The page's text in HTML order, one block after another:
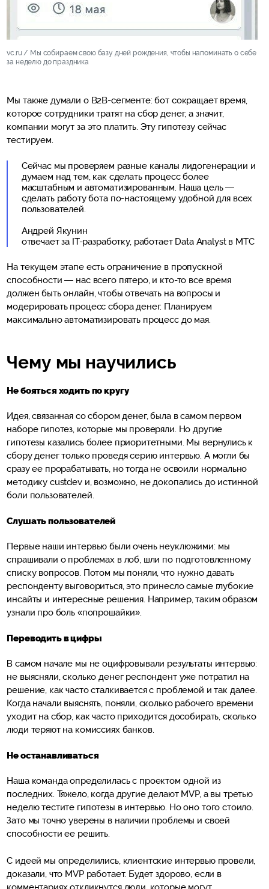
vc.ru / Мы собираем свою базу дней рождения​, чтобы напоминать о себе
за неделю до праздника
Мы также думали о B2B-сегменте: бот сокращает время,
которое сотрудники тратят на сбор денег, а значит,
компании могут за это платить. Эту гипотезу сейчас
тестируем.
Сейчас мы проверяем разные каналы лидогенерации и
думаем над тем, как сделать процесс более
масштабным и автоматизированным. Наша цель —
сделать работу бота по-настоящему удобной для всех
пользователей.
Андрей Якунин
отвечает за IT-разработку, работает Data Analyst в МТС
На текущем этапе есть ограничение в пропускной
способности — нас всего пятеро, и кто-то все время
должен быть онлайн, чтобы отвечать на вопросы и
модерировать процесс сбора денег. Планируем
максимально автоматизировать процесс до мая.
Чему мы научились
Не бояться ходить по кругу
Идея, связанная со сбором денег, была в самом первом
наборе гипотез, которые мы проверяли. Но другие
гипотезы казались более приоритетными. Мы вернулись к
сбору денег только проведя серию интервью. А могли бы
сразу ее прорабатывать, но тогда не освоили нормально
методику custdev и, возможно, не докопались до истинной
боли пользователей.
Слушать пользователей
Первые наши интервью были очень неуклюжими: мы
спрашивали о проблемах в лоб, шли по подготовленному
списку вопросов. Потом мы поняли, что нужно давать
респонденту выговориться, это принесло самые глубокие
инсайты и интересные решения. Например, таким образом
узнали про боль «попрошайки».
Переводить в цифры
В самом начале мы не оцифровывали результаты интервью:
не выясняли, сколько денег респондент уже потратил на
решение, как часто сталкивается с проблемой и так далее.
Когда начали выяснять, поняли, сколько рабочего времени
уходит на сбор, как часто приходится дособирать, сколько
люди теряют на комиссиях банков.
Не останавливаться
Наша команда определилась с проектом одной из
последних. Тяжело, когда другие делают MVP, а вы третью
неделю тестите гипотезы в интервью. Но оно того стоило.
Зато мы точно уверены в наличии проблемы и своей
способности ее решить.
С идеей мы определились, клиентские интервью провели,
доказали, что MVP работает. Будет здорово, если в